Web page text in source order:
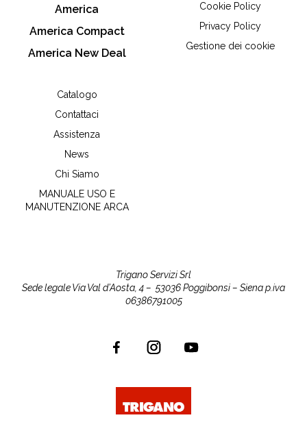
America
America Compact
America New Deal
Cookie Policy
Privacy Policy
Gestione dei cookie
Catalogo
Contattaci
Assistenza
News
Chi Siamo
MANUALE USO E
MANUTENZIONE ARCA
Trigano Servizi Srl
Sede legale Via Val d’Aosta, 4 – 53036 Poggibonsi – Sienap.iva
06386791005